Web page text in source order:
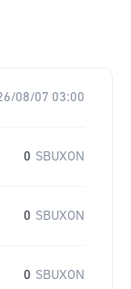
08/07 03:00
0 SBUXON
0 SBUXON
0 SBUXON